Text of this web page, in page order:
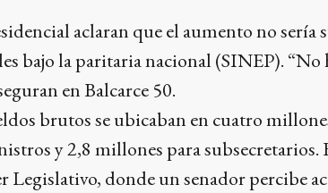
aclaran que el aumento no
bajo la paritaria nacional (SINEP).
en Balcarce 50.
brutos se ubicaban en cuatro
y 2,8 millones para subsecretarios.
Legislativo, donde un senador percibe